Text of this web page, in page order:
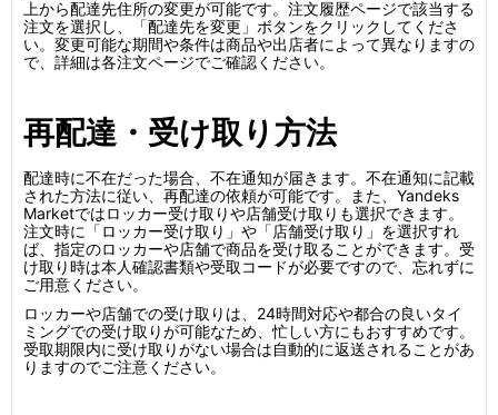
上から配達先住所の変更が可能です。注文履歴ページで該当する
注文を選択し、「配達先を変更」ボタンをクリックしてくださ
い。変更可能な期間や条件は商品や出店者によって異なりますの
で、詳細は各注文ページでご確認ください。
再配達・受け取り方法
配達時に不在だった場合、不在通知が届きます。不在通知に記載
された方法に従い、再配達の依頼が可能です。また、Yandeks
Marketではロッカー受け取りや店舗受け取りも選択できます。
注文時に「ロッカー受け取り」や「店舗受け取り」を選択すれ
ば、指定のロッカーや店舗で商品を受け取ることができます。受
け取り時は本人確認書類や受取コードが必要ですので、忘れずに
ご用意ください。
ロッカーや店舗での受け取りは、24時間対応や都合の良いタイ
ミングでの受け取りが可能なため、忙しい方にもおすすめです。
受取期限内に受け取りがない場合は自動的に返送されることがあ
りますのでご注意ください。